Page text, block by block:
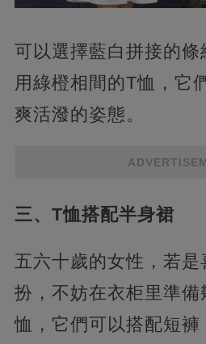
可以選擇藍白拼接的條
用綠橙相間的T恤，它
爽活潑的姿態。
三、T恤搭配半身裙
五六十歲的女性，若
扮，不妨在衣柜里準
恤，它們可以搭配短褲